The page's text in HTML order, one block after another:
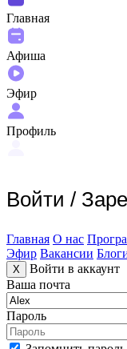
Главная
Афиша
Эфир
Профиль
Войти /
Главная О нас
Эфир Вакансии
X
Войти в аккаунт
Ваша почта
Пароль